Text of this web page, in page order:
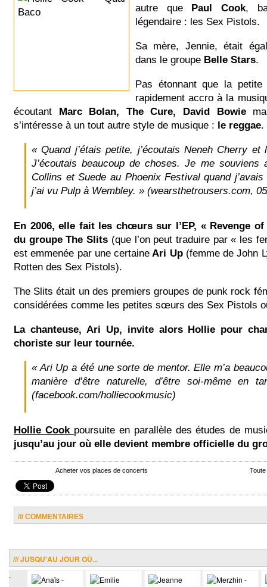
autre que Paul Cook,
légendaire : les Sex Pistols.
Sa mère, Jennie, était
dans le groupe Belle Stars.
Pas étonnant que la petite
rapidement accro à la
écoutant Marc Bolan, The Cure, David Bowie
s’intéresse à un tout autre style de musique : le reggae.
« Quand j’étais petite, j’écoutais Neneh Cherry
J’écoutais beaucoup de choses. Je me souviens
Collins et Suede au Phoenix Festival quand
j’ai vu Pulp à Wembley. » (wearsthetrousers.com,
En 2006, elle fait les chœurs sur l’EP, « Revenge
du groupe The Slits (que l’on peut traduire par « les
est emmenée par une certaine Ari Up(femme de John
Rotten des Sex Pistols).
The Slits était un des premiers groupes de punk rock
considérées comme les petites sœurs des Sex Pistols
La chanteuse, Ari Up, invite alors Hollie pour
choriste sur leur tournée.
« Ari Up a été une sorte de mentor. Elle m’a
manière d’être naturelle, d’être soi-même en
(facebook.com/holliecookmusic)
Hollie Cook poursuite en parallèle des études de
jusqu’au jour où elle devient membre officielle du
Acheter vos places de concerts
/// COMMENTAIRES
/// JUSQU'AU JOUR OÙ...
.